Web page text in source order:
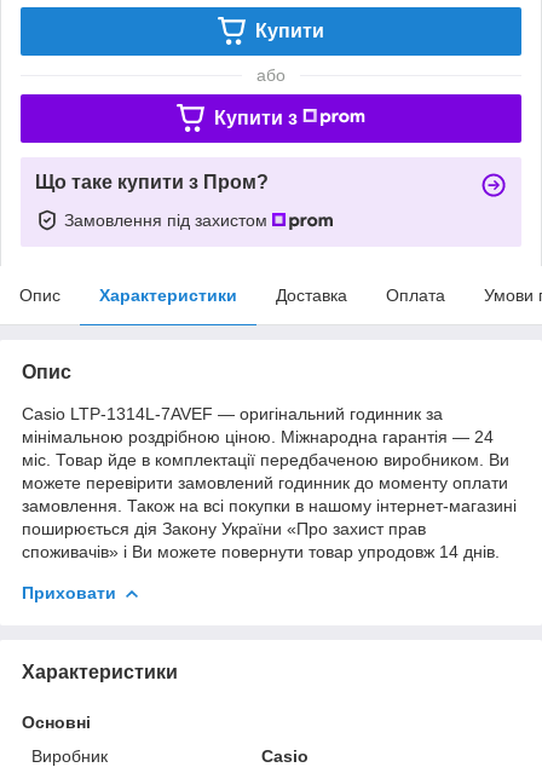
Купити
або
Купити з
Що таке купити з Пром?
Замовлення під захистом
Опис Характеристики Доставка Оплата Умови
Опис
Casio LTP-1314L-7AVEF — оригінальний годинник за
мінімальною роздрібною ціною. Міжнародна гарантія — 24
міс. Товар йде в комплектації передбаченою виробником. Ви
можете перевірити замовлений годинник до моменту оплати
замовлення. Також на всі покупки в нашому інтернет-магазині
поширюється дія Закону України «Про захист прав
споживачів» і Ви можете повернути товар упродовж 14 днів.
Приховати
Характеристики
Основні
Виробник
Casio